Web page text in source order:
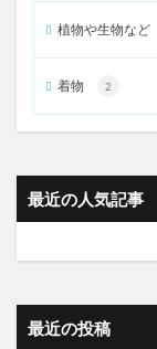
植物や生物など
着物 2
最近の人気記事
最近の投稿